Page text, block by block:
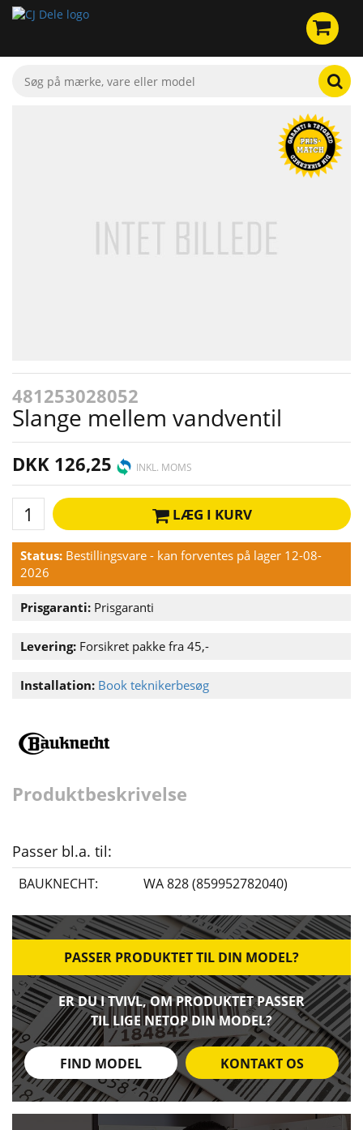
481253028052
Slange mellem vandventil
DKK 126,25 INKL. MOMS
LÆG I KURV
Status: Bestillingsvare - kan forventes på lager 12-08-
2026
Prisgaranti: Prisgaranti
Levering: Forsikret pakke fra 45,-
Installation: Book teknikerbesøg
Produktbeskrivelse
Passer bl.a. til:
BAUKNECHT: WA 828 (859952782040)
PASSER PRODUKTET TIL DIN MODEL?
ER DU I TVIVL, OM PRODUKTET PASSER
TIL LIGE NETOP DIN MODEL?
FIND MODEL KONTAKT OS